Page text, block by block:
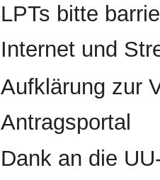
LPTs bitte
Internet und
Aufklärung zur
Antragsportal
Dank an die